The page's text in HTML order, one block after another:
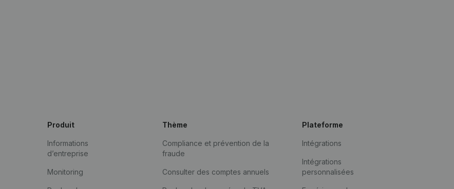
Produit
Informations
d’entreprise
Monitoring
Thème
Compliance et prévention de la
fraude
Consulter des comptes annuels
Plateforme
Intégrations
Intégrations
personnalisées